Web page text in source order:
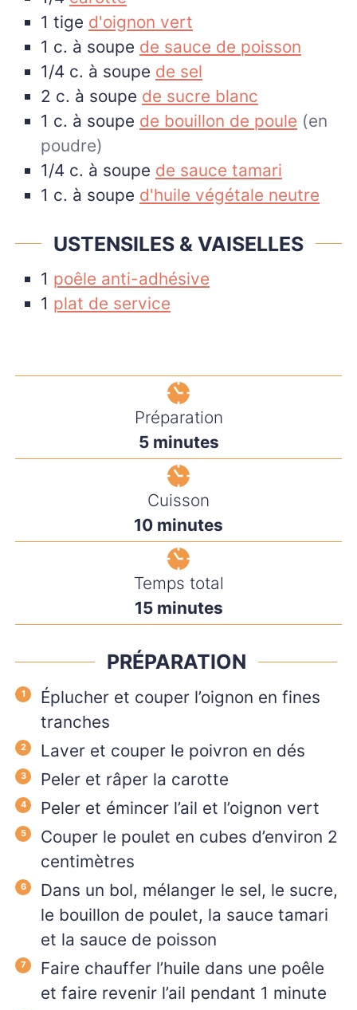
1 tige d'oignon vert
1 c. à soupe de sauce de poisson
1/4 c. à soupe de sel
2 c. à soupe de sucre blanc
1 c. à soupe de bouillon de poule (en
poudre)
1/4 c. à soupe de sauce tamari
1 c. à soupe d'huile végétale neutre
USTENSILES & VAISELLES
1 poêle anti-adhésive
1 plat de service
Préparation
5minutes
minutes
Cuisson
10minutes
minutes
Temps total
15minutes
minutes
PRÉPARATION
Éplucher et couper l’oignon en fines
tranches
Laver et couper le poivron en dés
Peler et râper la carotte
Peler et émincer l’ail et l’oignon vert
Couper le poulet en cubes d’environ 2
centimètres
Dans un bol, mélanger le sel, le sucre,
le bouillon de poulet, la sauce tamari
et la sauce de poisson
Faire chauffer l’huile dans une poêle
et faire revenir l’ail pendant 1 minute